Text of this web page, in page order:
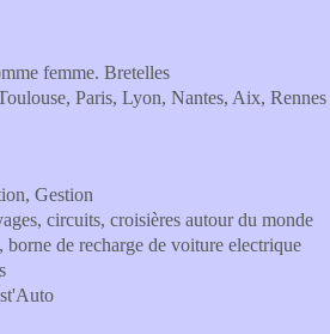
femme. Bretelles
Paris, Lyon, Nantes, Aix,
Gestion
circuits, croisières autour du monde
de recharge de voiture electrique